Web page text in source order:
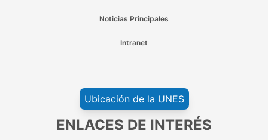
Noticias Principales
Intranet
Ubicación de la UNES
ENLACES DE INTERÉS